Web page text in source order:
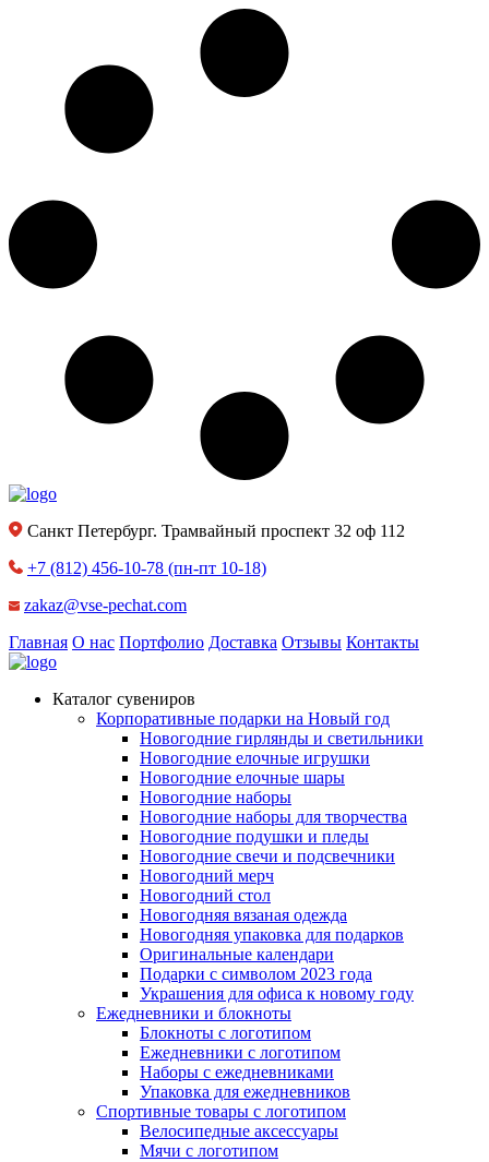
Санкт Петербург. Трамвайный проспект 32 оф 112
+7 (812) 456-10-78 (пн-пт 10-18)
zakaz@vse-pechat.com
Главная О нас Портфолио Доставка Отзывы Контакты
Каталог сувениров
Корпоративные подарки на Новый год
Новогодние гирлянды и светильники
Новогодние елочные игрушки
Новогодние елочные шары
Новогодние наборы
Новогодние наборы для творчества
Новогодние подушки и пледы
Новогодние свечи и подсвечники
Новогодний мерч
Новогодний стол
Новогодняя вязаная одежда
Новогодняя упаковка для подарков
Оригинальные календари
Подарки с символом 2023 года
Украшения для офиса к новому году
Ежедневники и блокноты
Блокноты с логотипом
Ежедневники с логотипом
Наборы с ежедневниками
Упаковка для ежедневников
Спортивные товары с логотипом
Велосипедные аксессуары
Мячи с логотипом